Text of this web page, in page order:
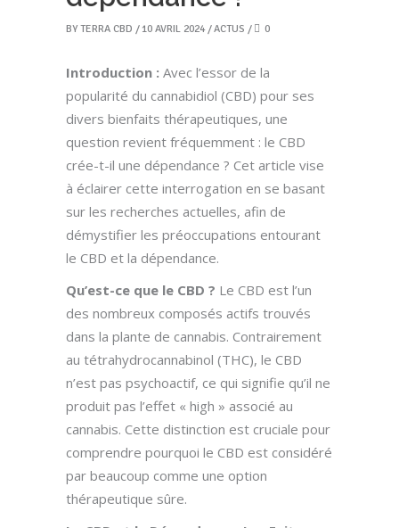
BY TERRA CBD 10 AVRIL 2024 ACTUS 0
Introduction : Avec l’essor de la
popularité du cannabidiol (CBD) pour ses
divers bienfaits thérapeutiques, une
question revient fréquemment : le CBD
crée-t-il une dépendance ? Cet article vise
à éclairer cette interrogation en se basant
sur les recherches actuelles, afin de
démystifier les préoccupations entourant
le CBD et la dépendance.
Qu’est-ce que le CBD ? Le CBD est l’un
des nombreux composés actifs trouvés
dans la plante de cannabis. Contrairement
au tétrahydrocannabinol (THC), le CBD
n’est pas psychoactif, ce qui signifie qu’il ne
produit pas l’effet « high » associé au
cannabis. Cette distinction est cruciale pour
comprendre pourquoi le CBD est considéré
par beaucoup comme une option
thérapeutique sûre.